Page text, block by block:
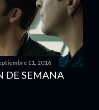
11, 2016
DE SEMANA